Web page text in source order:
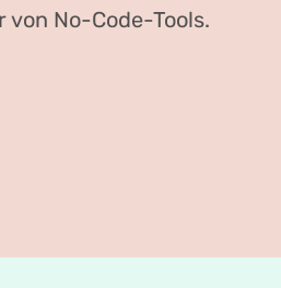
von No-Code-Tools.